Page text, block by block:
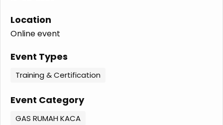
Location
Online event
Event Types
Training & Certification
Event Category
GAS RUMAH KACA